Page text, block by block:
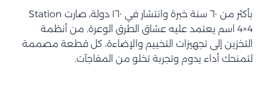
بأكثر من ٦٠ سنة خبرة وانتشار في ١٦٠ دولة، صارت Station
4×4 اسم يعتمد عليه عشاق الطرق الوعرة. من أنظمة
التخزين إلى تجهيزات التخييم والإضاءة، كل قطعة مصممة
لتمنحك أداء يدوم وتجربة تخلو من المفاجآت.